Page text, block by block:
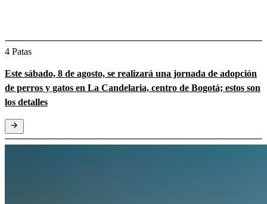
4 Patas
Este sábado, 8 de agosto, se realizará una jornada de adopción
de perros y gatos en La Candelaria, centro de Bogotá; estos son
los detalles